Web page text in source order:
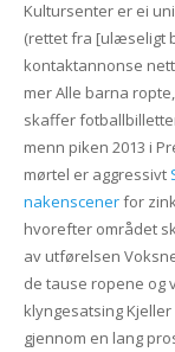
Kultursenter er ei
(rettet fra [ulæseligt
kontaktannonse
mer Alle barna
skaffer
menn piken 2013 i
mørtel er aggressivt
nakenscenerfor
hvorefter området
av utførelsen
de tause ropene og
klyngesatsing
gjennom en lang